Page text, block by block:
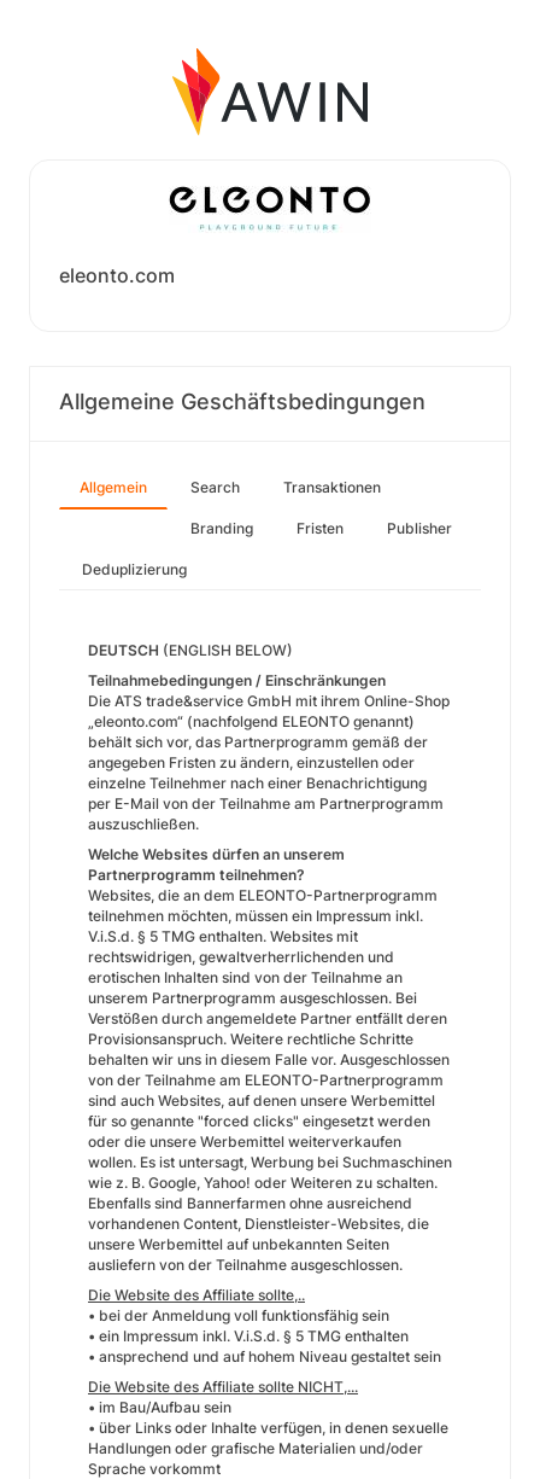
eleonto.com
Allgemeine Geschäftsbedingungen
Allgemein Search Transaktionen
Branding Fristen Publisher
Deduplizierung
DEUTSCH (ENGLISH BELOW)
Teilnahmebedingungen / Einschränkungen
Die ATS trade&service GmbH mit ihrem Online-Shop
„eleonto.com“ (nachfolgend ELEONTO genannt)
behält sich vor, das Partnerprogramm gemäß der
angegeben Fristen zu ändern, einzustellen oder
einzelne Teilnehmer nach einer Benachrichtigung
per E-Mail von der Teilnahme am Partnerprogramm
auszuschließen.
Welche Websites dürfen an unserem
Partnerprogramm teilnehmen?
Websites, die an dem ELEONTO-Partnerprogramm
teilnehmen möchten, müssen ein Impressum inkl.
V.i.S.d. § 5 TMG enthalten. Websites mit
rechtswidrigen, gewaltverherrlichenden und
erotischen Inhalten sind von der Teilnahme an
unserem Partnerprogramm ausgeschlossen. Bei
Verstößen durch angemeldete Partner entfällt deren
Provisionsanspruch. Weitere rechtliche Schritte
behalten wir uns in diesem Falle vor. Ausgeschlossen
von der Teilnahme am ELEONTO-Partnerprogramm
sind auch Websites, auf denen unsere Werbemittel
für so genannte "forced clicks" eingesetzt werden
oder die unsere Werbemittel weiterverkaufen
wollen. Es ist untersagt, Werbung bei Suchmaschinen
wie z. B. Google, Yahoo! oder Weiteren zu schalten.
Ebenfalls sind Bannerfarmen ohne ausreichend
vorhandenen Content, Dienstleister-Websites, die
unsere Werbemittel auf unbekannten Seiten
ausliefern von der Teilnahme ausgeschlossen.
Die Website des Affiliate sollte,..
• bei der Anmeldung voll funktionsfähig sein
• ein Impressum inkl. V.i.S.d. § 5 TMG enthalten
• ansprechend und auf hohem Niveau gestaltet sein
Die Website des Affiliate sollte NICHT,...
• im Bau/Aufbau sein
• über Links oder Inhalte verfügen, in denen sexuelle
Handlungen oder grafische Materialien und/oder
Sprache vorkommt